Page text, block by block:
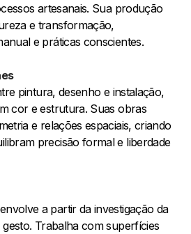
artesanais. Sua produção
e transformação,
e práticas conscientes.
pintura, desenho e instalação,
cor e estrutura. Suas obras
e relações espaciais, criando
precisão formal e liberdade
a partir da investigação da
Trabalha com superfícies